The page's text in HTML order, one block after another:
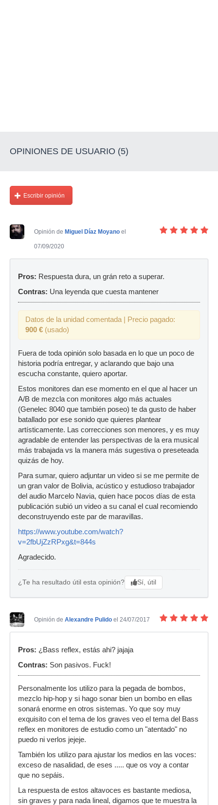
OPINIONES DE USUARIO (5)
Escribir opinión
Opinión de Miguel Díaz Moyano el
07/09/2020
Pros: Respuesta dura, un grán reto a superar.
Contras: Una leyenda que cuesta mantener
Datos de la unidad comentada | Precio pagado:
900 € (usado)
Fuera de toda opinión solo basada en lo que un poco de
historia podría entregar, y aclarando que bajo una
escucha constante, quiero aportar.
Estos monitores dan ese momento en el que al hacer un
A/B de mezcla con monitores algo más actuales
(Genelec 8040 que también poseo) te da gusto de haber
batallado por ese sonido que quieres plantear
artísticamente. Las correcciones son menores, y es muy
agradable de entender las perspectivas de la era musical
más trabajada vs la manera más sugestiva o preseteada
quizás de hoy.
Para sumar, quiero adjuntar un video si se me permite de
un gran valor de Bolivia, acústico y estudioso trabajador
del audio Marcelo Navia, quien hace pocos días de esta
publicación subió un video a su canal el cual recomiendo
deconstruyendo este par de maravillas.
https://www.youtube.com/watch?
v=2fbUjZzRPxg&t=844s
Agradecido.
¿Te ha resultado útil esta opinión? Sí, útil
Opinión de Alexandre Pulido el 24/07/2017
Pros: ¿Bass reflex, estás ahi? jajaja
Contras: Son pasivos. Fuck!
Personalmente los utilizo para la pegada de bombos,
mezclo hip-hop y si hago sonar bien un bombo en ellas
sonará enorme en otros sistemas. Yo que soy muy
exquisito con el tema de los graves veo el tema del Bass
reflex en monitores de estudio como un "atentado" no
puedo ni verlos jejeje.
También los utilizo para ajustar los medios en las voces:
exceso de nasalidad, de eses ..... que os voy a contar
que no sepáis.
La respuesta de estos altavoces es bastante mediosa,
sin graves y para nada lineal, digamos que te muestra la